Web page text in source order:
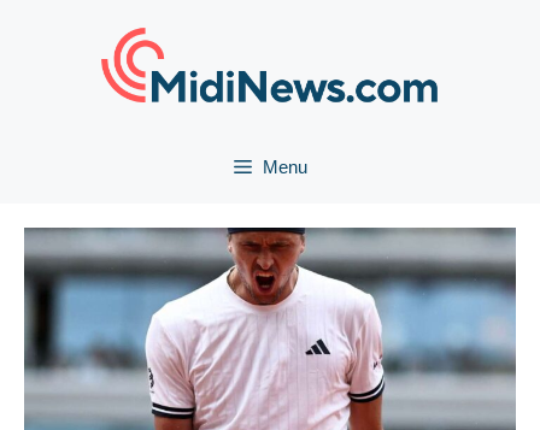
Menu